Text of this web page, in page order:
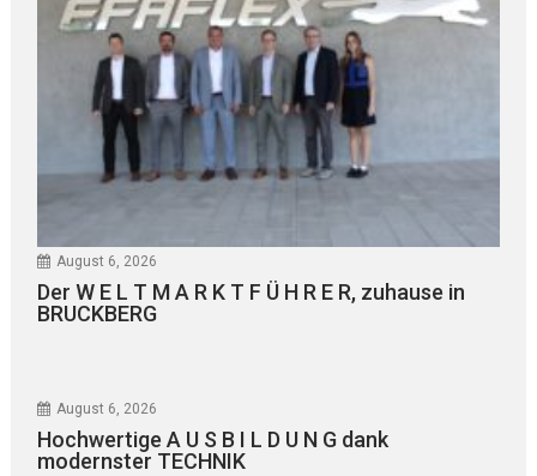
August 6, 2026
Der W E L T M A R K T F Ü H R E R, zuhause in
BRUCKBERG
August 6, 2026
Hochwertige A U S B I L D U N G dank
modernster TECHNIK